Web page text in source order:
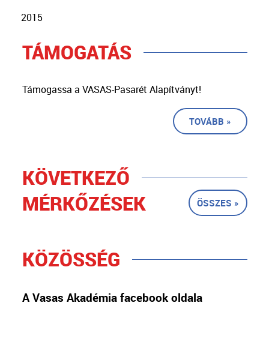
2015
TÁMOGATÁS
Támogassa a VASAS-Pasarét Alapítványt!
TOVÁBB »
KÖVETKEZŐ
MÉRKŐZÉSEK
ÖSSZES »
KÖZÖSSÉG
A Vasas Akadémia facebook oldala